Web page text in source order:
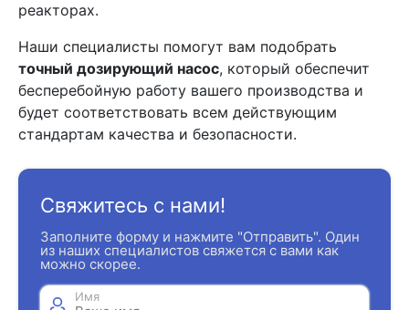
реакторах.
Наши специалисты помогут вам подобрать
точный дозирующий насос, который обеспечит
бесперебойную работу вашего производства и
будет соответствовать всем действующим
стандартам качества и безопасности.
Свяжитесь с нами!
Заполните форму и нажмите "Отправить". Один
из наших специалистов свяжется с вами как
можно скорее.
Имя